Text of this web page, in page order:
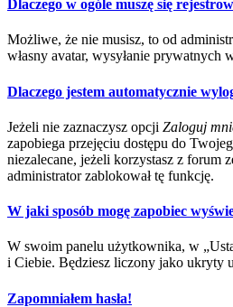
Dlaczego w ogóle muszę się
Możliwe, że nie musisz, to od
własny avatar, wysyłanie
Dlaczego jestem automatycznie
Jeżeli nie zaznaczysz opcji Zaloguj
zapobiega przejęciu dostępu do
niezalecane, jeżeli korzystasz z forum
administrator zablokował tę funkcję.
W jaki sposób mogę zapobiec
W swoim panelu użytkownika, w
i Ciebie. Będziesz liczony jako ukryty
Zapomniałem hasła!